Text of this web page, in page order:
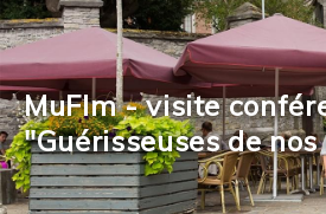
MuFIm - visite
"Guérisseuses de